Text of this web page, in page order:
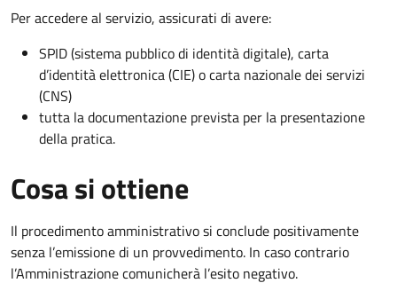
Per accedere al servizio, assicurati di avere:
SPID (sistema pubblico di identità digitale), carta
d’identità elettronica (CIE) o carta nazionale dei servizi
(CNS)
tutta la documentazione prevista per la presentazione
della pratica.
Cosa si ottiene
Il procedimento amministrativo si conclude positivamente
senza l’emissione di un provvedimento. In caso contrario
l’Amministrazione comunicherà l’esito negativo.